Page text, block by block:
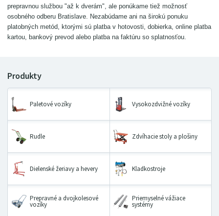
prepravnou službou "až k dverám", ale ponúkame tiež možnosť
osobného odberu Bratislave. Nezabúdame ani na širokú ponuku
platobných metód, ktorými sú platba v hotovosti, dobierka, online platba
kartou, bankový prevod alebo platba na faktúru so splatnosťou.
Paletové vozíky Vysokozdvižné vozíky
Rudle Zdvíhacie stoly a plošiny
Dielenské žeriavy a hevery Kladkostroje
Prepravné a dvojkolesové
vozíky
Priemyselné vážiace
systémy